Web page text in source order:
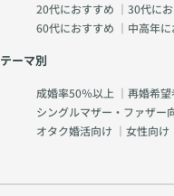
20代におすすめ ｜ 30代に
60代におすすめ ｜ 中高年
テーマ別
成婚率50％以上 ｜ 再婚希望
シングルマザー・ファザー
オタク婚活向け ｜ 女性向け